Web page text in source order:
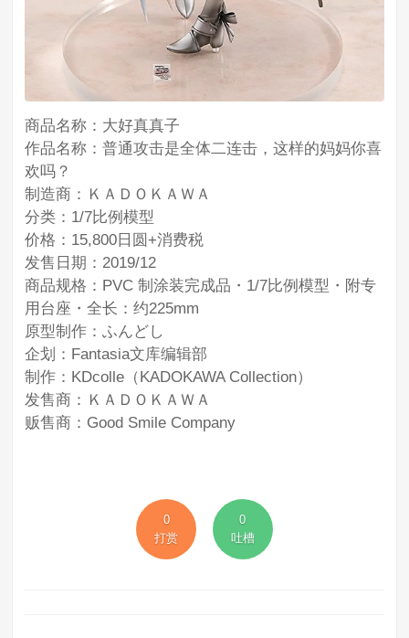
商品名称：大好真真子
作品名称：普通攻击是全体二连击，这样的妈妈你喜
欢吗？
制造商：ＫＡＤＯＫＡＷＡ
分类：1/7比例模型
价格：15,800日圆+消费税
发售日期：2019/12
商品规格：PVC 制涂装完成品・1/7比例模型・附专
用台座・全长：约225mm
原型制作：ふんどし
企划：Fantasia文库编辑部
制作：KDcolle（KADOKAWA Collection）
发售商：ＫＡＤＯＫＡＷＡ
贩售商：Good Smile Company
0
打赏
0
吐槽